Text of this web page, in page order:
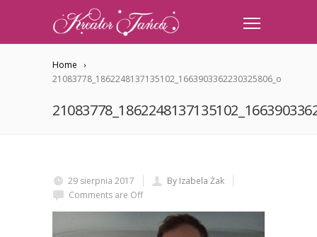
Home
21083778_1862248137135102_1663903362230325806_o
29 sierpnia 2017
By Izabela Żak
Comments are Off